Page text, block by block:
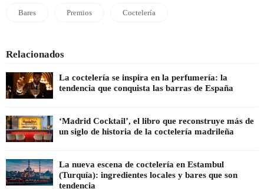
Bares Premios Coctelería
Relacionados
La coctelería se inspira en la perfumería: la
tendencia que conquista las barras de España
‘Madrid Cocktail’, el libro que reconstruye más de
un siglo de historia de la coctelería madrileña
La nueva escena de coctelería en Estambul
(Turquía): ingredientes locales y bares que son
tendencia